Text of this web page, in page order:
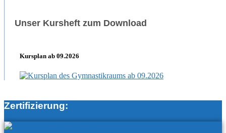
Unser Kursheft zum Download
Kursplan ab 09.2026
Zertifizierung: